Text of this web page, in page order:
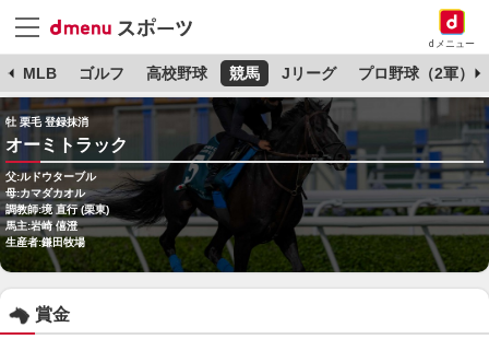
dメニュー
MLB ゴルフ 高校野球 競馬 Jリーグ プロ野球（2軍）
牡 栗毛 登録抹消
オーミトラック
父:ルドウターブル
母:カマダカオル
調教師:境 直行 (栗東)
馬主:岩崎 僖澄
生産者:鎌田牧場
賞金